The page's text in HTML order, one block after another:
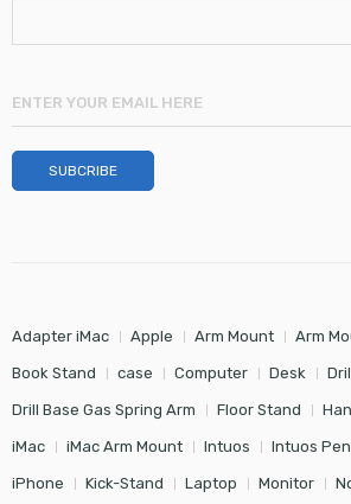
Adapter iMac Apple Arm Mount Arm
Book Stand case Computer Desk
Drill Base Gas Spring Arm Floor Stand
iMac iMac Arm Mount Intuos Intuos Pen
iPhone Kick-Stand Laptop Monitor